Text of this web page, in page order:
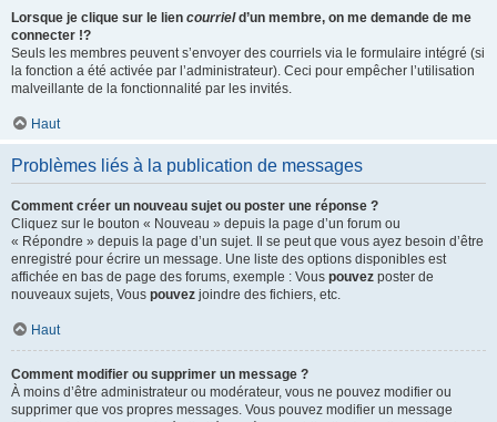
Lorsque je clique sur le lien courrield’un membre, on me demande de me
connecter !?
Seuls les membres peuvent s’envoyer des courriels via le formulaire intégré (si
la fonction a été activée par l’administrateur). Ceci pour empêcher l’utilisation
malveillante de la fonctionnalité par les invités.
Haut
Problèmes liés à la publication de messages
Comment créer un nouveau sujet ou poster une réponse ?
Cliquez sur le bouton « Nouveau » depuis la page d’un forum ou
« Répondre » depuis la page d’un sujet. Il se peut que vous ayez besoin d’être
enregistré pour écrire un message. Une liste des options disponibles est
affichée en bas de page des forums, exemple : Vous pouvez poster de
nouveaux sujets, Vous pouvez joindre des fichiers, etc.
Haut
Comment modifier ou supprimer un message ?
À moins d’être administrateur ou modérateur, vous ne pouvez modifier ou
supprimer que vos propres messages. Vous pouvez modifier un message